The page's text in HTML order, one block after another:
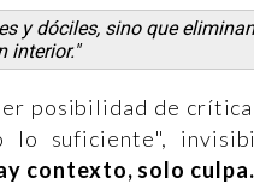
y dóciles, sino que
interior."
posibilidad de
suficiente",
contexto, solo culpa.